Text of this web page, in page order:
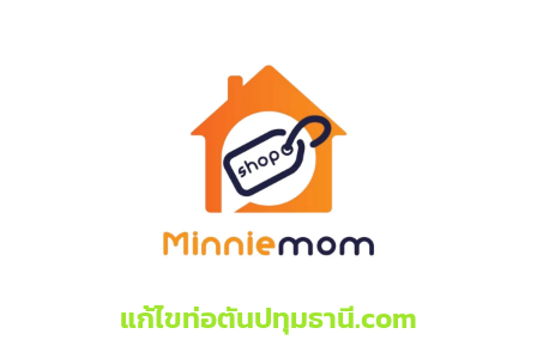
แก้ไขท่อตันปทุมธานี.com